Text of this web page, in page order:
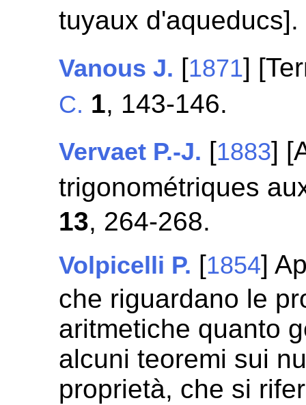
tuyaux d'aqueducs].
Vanous J. [1871]
C. 1, 143-146.
Vervaet P.-J. [1883]
trigonométriques
13, 264-268.
Volpicelli P. [1854]
che riguardano le
aritmetiche quanto
alcuni teoremi sui
proprietà, che si